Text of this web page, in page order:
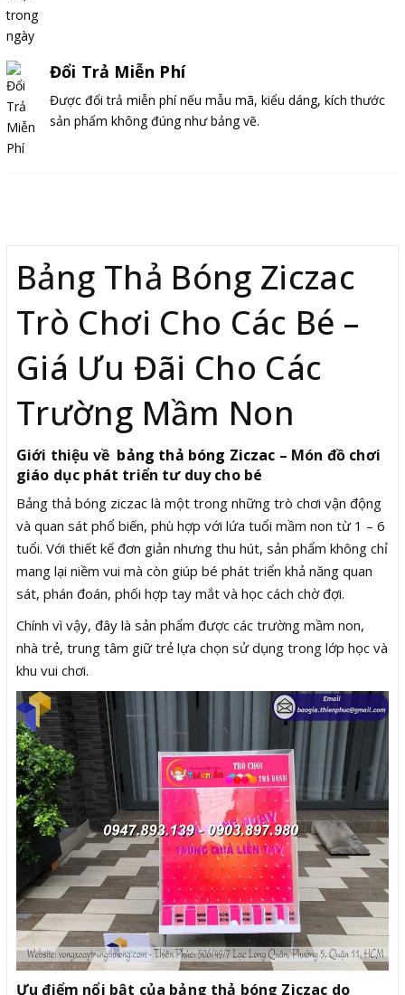
Đổi Trả Miễn Phí
Được đổi trả miễn phí nếu mẫu mã, kiểu dáng, kích thước
sản phẩm không đúng như bảng vẽ.
Bảng Thả Bóng Ziczac
Trò Chơi Cho Các Bé –
Giá Ưu Đãi Cho Các
Trường Mầm Non
Giới thiệu về bảng thả bóng Ziczac – Món đồ chơi
giáo dục phát triển tư duy cho bé
Bảng thả bóng ziczac là một trong những trò chơi vận động
và quan sát phổ biến, phù hợp với lứa tuổi mầm non từ 1 – 6
tuổi. Với thiết kế đơn giản nhưng thu hút, sản phẩm không chỉ
mang lại niềm vui mà còn giúp bé phát triển khả năng quan
sát, phán đoán, phối hợp tay mắt và học cách chờ đợi.
Chính vì vậy, đây là sản phẩm được các trường mầm non,
nhà trẻ, trung tâm giữ trẻ lựa chọn sử dụng trong lớp học và
khu vui chơi.
Ưu điểm nổi bật của bảng thả bóng Ziczac do